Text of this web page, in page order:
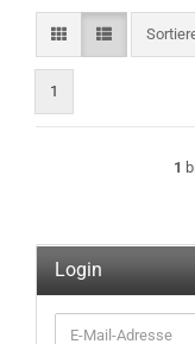
1
1
Login
E-